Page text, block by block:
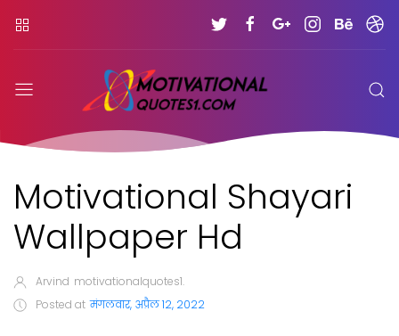
Motivational Shayari
Wallpaper Hd
Arvind motivationalquotes1.
Posted at मंगलवार, अप्रैल 12, 2022